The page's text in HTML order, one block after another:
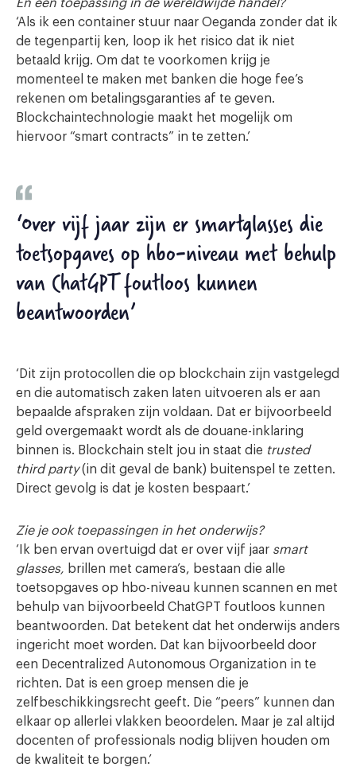
En een toepassing in de wereldwijde handel?
‘Als ik een container stuur naar Oeganda zonder dat ik
de tegenpartij ken, loop ik het risico dat ik niet
betaald krijg. Om dat te voorkomen krijg je
momenteel te maken met banken die hoge fee’s
rekenen om betalingsgaranties af te geven.
Blockchaintechnologie maakt het mogelijk om
hiervoor “smart contracts” in te zetten.’
‘Over vijf jaar zijn er smartglasses die
toetsopgaves op hbo-niveau met behulp
van ChatGPT foutloos kunnen
beantwoorden’
‘Dit zijn protocollen die op blockchain zijn vastgelegd
en die automatisch zaken laten uitvoeren als er aan
bepaalde afspraken zijn voldaan. Dat er bijvoorbeeld
geld overgemaakt wordt als de douane-inklaring
binnen is. Blockchain stelt jou in staat die trusted
third party(in dit geval de bank) buitenspel te zetten.
Direct gevolg is dat je kosten bespaart.’
Zie je ook toepassingen in het onderwijs?
‘Ik ben ervan overtuigd dat er over vijf jaar smart
glasses, brillen met camera’s, bestaan die alle
toetsopgaves op hbo-niveau kunnen scannen en met
behulp van bijvoorbeeld ChatGPT foutloos kunnen
beantwoorden. Dat betekent dat het onderwijs anders
ingericht moet worden. Dat kan bijvoorbeeld door
een Decentralized Autonomous Organization in te
richten. Dat is een groep mensen die je
zelfbeschikkingsrecht geeft. Die “peers” kunnen dan
elkaar op allerlei vlakken beoordelen. Maar je zal altijd
docenten of professionals nodig blijven houden om
de kwaliteit te borgen.’